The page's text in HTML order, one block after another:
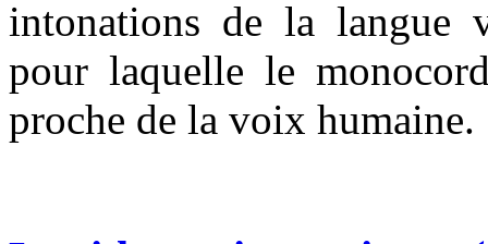
intonations de la langue
pour laquelle le
proche de la voix humaine.